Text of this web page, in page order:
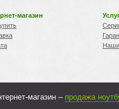
магазин
магазин – продажа